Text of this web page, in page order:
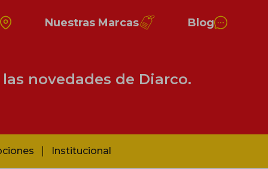
Nuestras Marcas Blog
novedades de Diarco.
Institucional